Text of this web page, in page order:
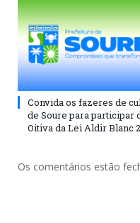
Convida os fazeres de
de Soure para participar
Oitiva da Lei Aldir Blanc 2
Os comentários estão